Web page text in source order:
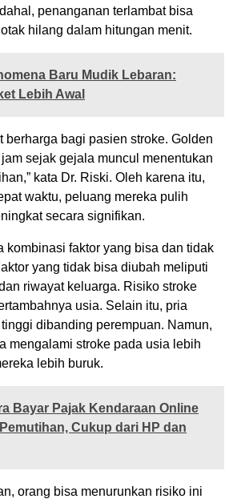
penanganan terlambat bisa
hilang dalam hitungan menit.
Baru Mudik Lebaran:
Lebih Awal
berharga bagi pasien stroke. Golden
sejak gejala muncul menentukan
kata Dr. Riski. Oleh karena itu,
waktu, peluang mereka pulih
secara signifikan.
kombinasi faktor yang bisa dan tidak
yang tidak bisa diubah meliputi
riwayat keluarga. Risiko stroke
usia. Selain itu, pria
dibanding perempuan. Namun,
mengalami stroke pada usia lebih
lebih buruk.
Bayar Pajak Kendaraan Online
Cukup dari HP dan
orang bisa menurunkan risiko ini